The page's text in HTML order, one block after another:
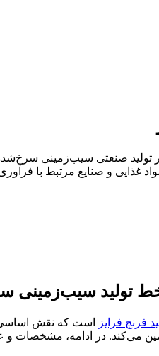
تولید صنعتی سیب‌زمینی
مواد غذایی و صنایع مرتبط با
خط تولید سیب‌زمینی
فرنچ فرایز
است که نقش اساسی
می‌کند. در ادامه، مشخصات